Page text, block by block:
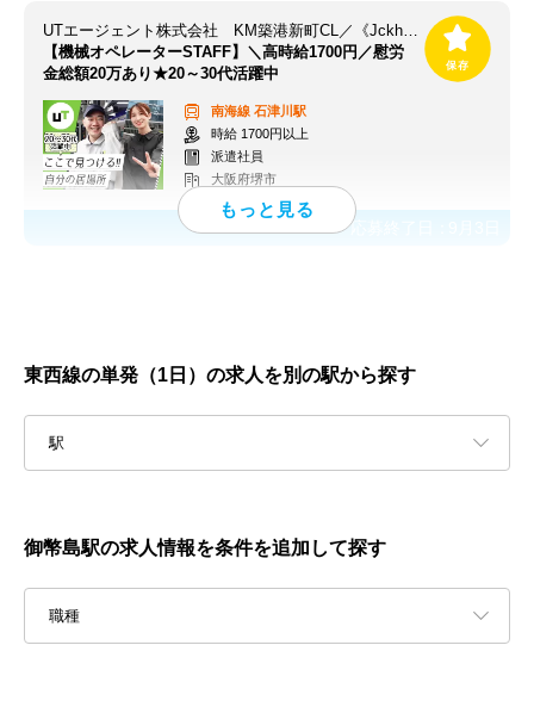
UTエージェント株式会社 KM築港新町CL／《Jckh1C》
【機械オペレーターSTAFF】＼高時給1700円／慰労
金総額20万あり★20～30代活躍中
南海線 石津川駅
時給 1700円以上
派遣社員
大阪府堺市
応募終了日：
東西線の単発（1日）の求人を別の駅から探す
駅
御幣島駅の求人情報を条件を追加して探す
職種